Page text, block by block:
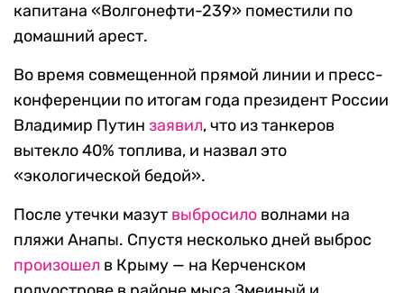
капитана «Волгонефти-239» поместили по
домашний арест.
Во время совмещенной прямой линии и пресс-
конференции по итогам года президент России
Владимир Путин заявил, что из танкеров
вытекло 40% топлива, и назвал это
«экологической бедой».
После утечки мазут выбросило волнами на
пляжи Анапы. Спустя несколько дней выброс
произошел в Крыму — на Керченском